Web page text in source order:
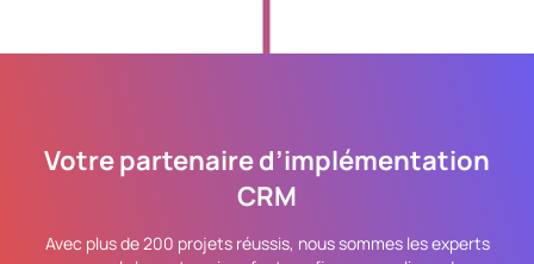
Votre partenaire d’implémentation
CRM
Avec plus de 200 projets réussis, nous sommes les experts